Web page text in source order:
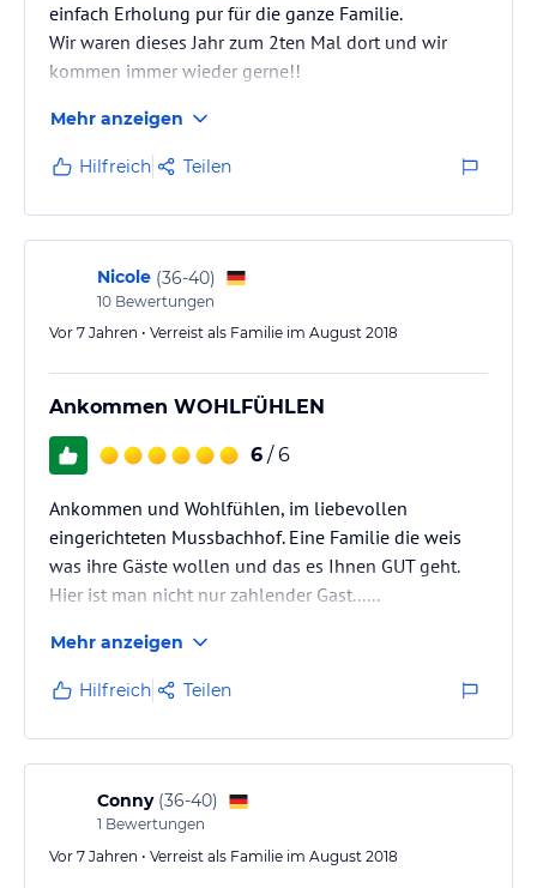
einfach Erholung pur für die ganze Familie.
Wir waren dieses Jahr zum 2ten Mal dort und wir
kommen immer wieder gerne!!
vorstellt.....einfach super ;-))
Mehr anzeigen
Hilfreich Teilen
Nicole (36-40)
10 Bewertungen
Vor 7 Jahren • Verreist als Familie im August 2018
Ankommen WOHLFÜHLEN
6 / 6
Ankommen und Wohlfühlen, im liebevollen
eingerichteten Mussbachhof. Eine Familie die weis
was ihre Gäste wollen und das es Ihnen GUT geht.
Hier ist man nicht nur zahlender Gast......
Mehr anzeigen
Hilfreich Teilen
Conny (36-40)
1 Bewertungen
Vor 7 Jahren • Verreist als Familie im August 2018